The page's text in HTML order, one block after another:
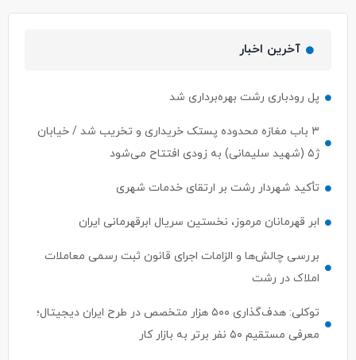
آخرین اخبار
پل رودباری رشت بهره‌برداری شد
۳ باب مغازه محدوده پستک خریداری و تخریب شد / خیابان
ژ۵ (شهید سلیمانی) به زودی افتتاح می‌شود
تأکید شهردار رشت بر ارتقای خدمات شهری
ابر قهرمانان مرموز، نخستین سریال ابرقهرمانی ایران
بررسی چالش‌ها و الزامات اجرای قانون ثبت رسمی معاملات
املاک در رشت
توکلی: هدف‌گذاری ۵۰۰ هزار متخصص در طرح ایران دیجیتال؛
معرفی مستقیم ۵۰ نفر برتر به بازار کار